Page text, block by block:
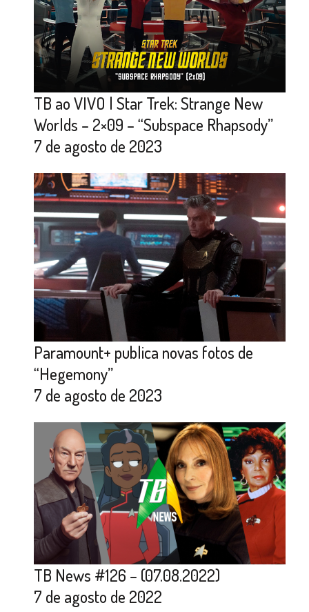
TB ao VIVO | Star Trek: Strange New
Worlds – 2×09 – “Subspace Rhapsody”
7 de agosto de 2023
Paramount+ publica novas fotos de
“Hegemony”
7 de agosto de 2023
TB News #126 – (07.08.2022)
7 de agosto de 2022